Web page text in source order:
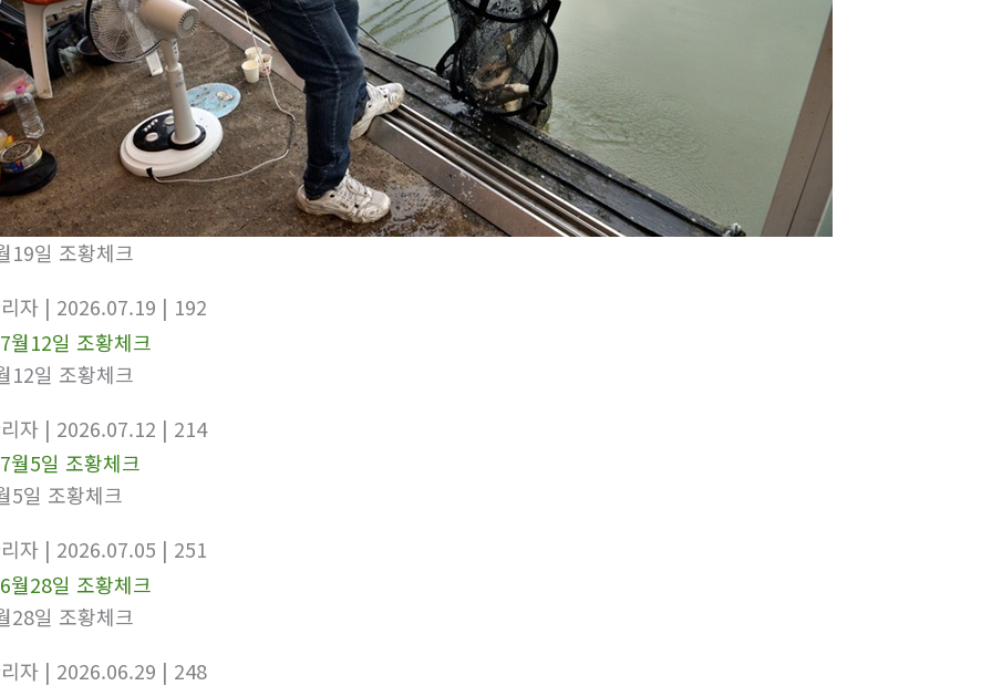
19일 조황체크
자 | 2026.07.19 | 192
12일 조황체크
자 | 2026.07.12 | 214
5일 조황체크
자 | 2026.07.05 | 251
28일 조황체크
자 | 2026.06.29 | 248